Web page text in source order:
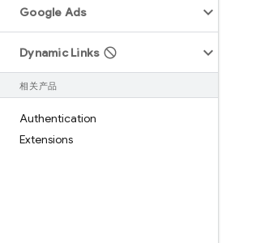
Google Ads
Dynamic Links
相关产品
Authentication
Extensions